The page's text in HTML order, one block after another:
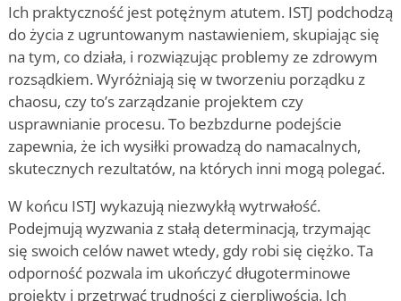
Ich praktyczność jest potężnym atutem. ISTJ podchodzą
do życia z ugruntowanym nastawieniem, skupiając się
na tym, co działa, i rozwiązując problemy ze zdrowym
rozsądkiem. Wyróżniają się w tworzeniu porządku z
chaosu, czy to’s zarządzanie projektem czy
usprawnianie procesu. To bezbzdurne podejście
zapewnia, że ich wysiłki prowadzą do namacalnych,
skutecznych rezultatów, na których inni mogą polegać.
W końcu ISTJ wykazują niezwykłą wytrwałość.
Podejmują wyzwania z stałą determinacją, trzymając
się swoich celów nawet wtedy, gdy robi się ciężko. Ta
odporność pozwala im ukończyć długoterminowe
projekty i przetrwać trudności z cierpliwością. Ich